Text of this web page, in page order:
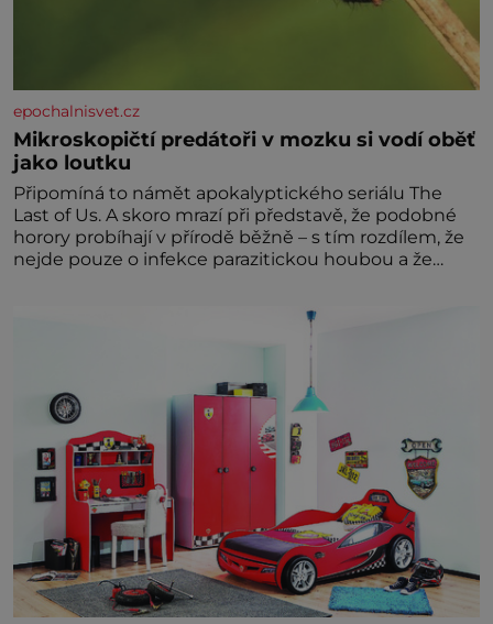
epochalnisvet.cz
Mikroskopičtí predátoři v mozku si vodí oběť
jako loutku
Připomíná to námět apokalyptického seriálu The
Last of Us. A skoro mrazí při představě, že podobné
horory probíhají v přírodě běžně – s tím rozdílem, že
nejde pouze o infekce parazitickou houbou a že
zombie není nic nemožného ani v naší přírodě.